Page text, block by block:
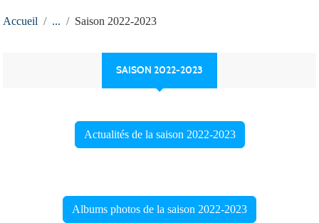
Accueil Saison 2022-2023
SAISON 2022-2023
Actualités de la saison 2022-2023
Albums photos de la saison 2022-2023